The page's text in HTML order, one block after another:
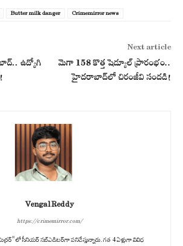
Butter milk danger Crimemirror news
ఉద్యోగి
Next article
మెగా 158 కొత్త షెడ్యూల్ ప్రారంభం..
హైదరాబాద్‌లో చిరంజీవి సందడి!
Vengal Reddy
https://crimemirror.com/
లో సీనియర్ సబ్‌ఎడిటర్‌గా పనిచేస్తున్నారు. గత 4 ఏళ్లుగా వివిధ